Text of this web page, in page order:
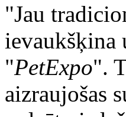
"Jau
ievaukšķina
"PetExpo".
aizraujošas